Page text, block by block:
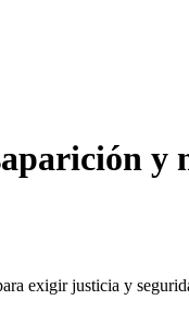
y
exigir justicia y